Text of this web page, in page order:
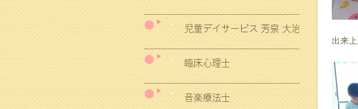
出来
児童デイサービス 芳泉 大治
臨床心理士
音楽療法士